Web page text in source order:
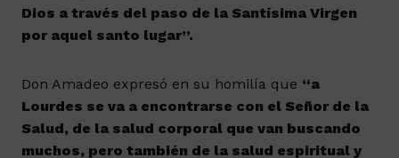
Dios a través del paso de la Santísima Virgen
por aquel santo lugar”.
Don Amadeo expresó en su homilía que “a
Lourdes se va a encontrarse con el Señor de la
Salud, de la salud corporal que van buscando
muchos, pero también de la salud espiritual y